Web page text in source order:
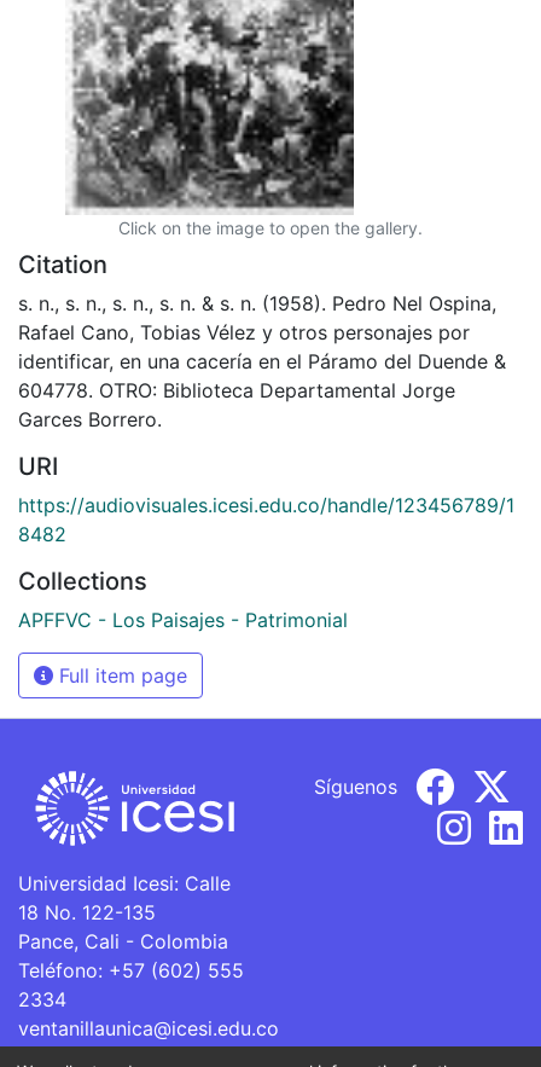
Click on the image to open the gallery.
Citation
s. n., s. n., s. n., s. n. & s. n. (1958). Pedro Nel Ospina,
Rafael Cano, Tobias Vélez y otros personajes por
identificar, en una cacería en el Páramo del Duende &
604778. OTRO: Biblioteca Departamental Jorge
Garces Borrero.
URI
https://audiovisuales.icesi.edu.co/handle/123456789/1
8482
Collections
APFFVC - Los Paisajes - Patrimonial
Full item page
Universidad Icesi: Calle
18 No. 122-135
Pance, Cali - Colombia
Teléfono: +57 (602) 555
2334
ventanillaunica@icesi.edu.co
Síguenos